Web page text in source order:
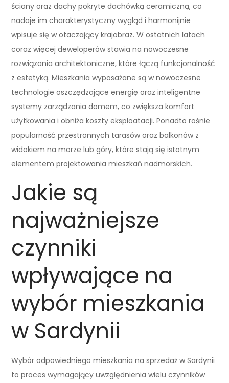
ściany oraz dachy pokryte dachówką ceramiczną, co
nadaje im charakterystyczny wygląd i harmonijnie
wpisuje się w otaczający krajobraz. W ostatnich latach
coraz więcej deweloperów stawia na nowoczesne
rozwiązania architektoniczne, które łączą funkcjonalność
z estetyką. Mieszkania wyposażane są w nowoczesne
technologie oszczędzające energię oraz inteligentne
systemy zarządzania domem, co zwiększa komfort
użytkowania i obniża koszty eksploatacji. Ponadto rośnie
popularność przestronnych tarasów oraz balkonów z
widokiem na morze lub góry, które stają się istotnym
elementem projektowania mieszkań nadmorskich.
Jakie są
najważniejsze
czynniki
wpływające na
wybór mieszkania
w Sardynii
Wybór odpowiedniego mieszkania na sprzedaż w Sardynii
to proces wymagający uwzględnienia wielu czynników